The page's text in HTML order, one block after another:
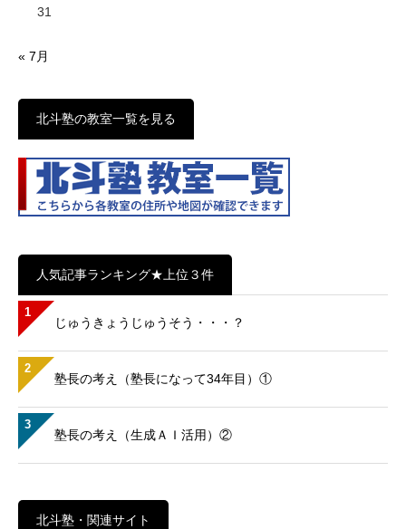
31
« 7月
北斗塾の教室一覧を見る
人気記事ランキング★上位３件
1
じゅうきょうじゅうそう・・・？
2
塾長の考え（塾長になって34年目）①
3
塾長の考え（生成ＡＩ活用）②
北斗塾・関連サイト